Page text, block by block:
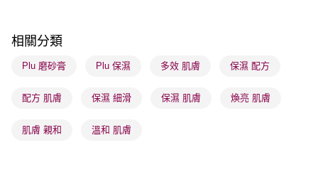
每筆HK$65.00，滿HK$300.00或以上免運費
(香港門市) 只顯示可選門市。確認發貨後2-5個工作天到店，3天內
取。逾期會取消訂單，並不會安排重寄
(澳門門市) 只顯示可選門市。確認發貨後2-5個工作天到店，3天內
相關分類
Plu 磨砂膏 Plu 保濕 多效 肌膚 保濕 配方
配方 肌膚 保濕 細滑 保濕 肌膚 煥亮 肌膚
肌膚 親和 溫和 肌膚